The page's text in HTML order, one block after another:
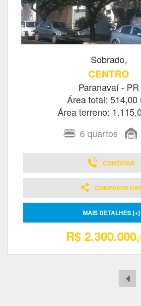
Sobrado,
CENTRO
Paranavaí - PR
Área total: 514,00
Área terreno:
6 quartos
CONTATAR
MAIS DETALHES [+]
R$